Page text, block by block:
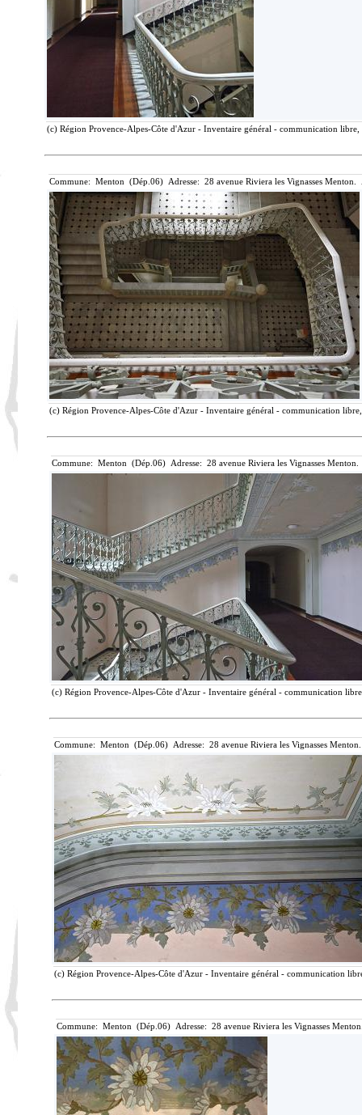
(c) Région Provence-Alpes-Côte d'Azur - Inventaire général - communication
Commune: Menton (Dép.06) Adresse: 28 avenue Riviera les Vignasses
(c) Région Provence-Alpes-Côte d'Azur - Inventaire général - communication
Commune: Menton (Dép.06) Adresse: 28 avenue Riviera les Vignasses
(c) Région Provence-Alpes-Côte d'Azur - Inventaire général - communication
Commune: Menton (Dép.06) Adresse: 28 avenue Riviera les Vignasses
(c) Région Provence-Alpes-Côte d'Azur - Inventaire général - communication
Commune: Menton (Dép.06) Adresse: 28 avenue Riviera les Vignasses